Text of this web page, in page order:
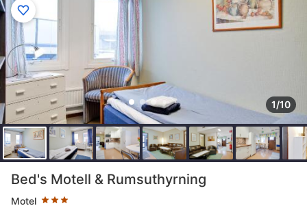
1/10
Bed's Motell & Rumsuthyrning
Motel
Sternekategorie: 3 Sterne